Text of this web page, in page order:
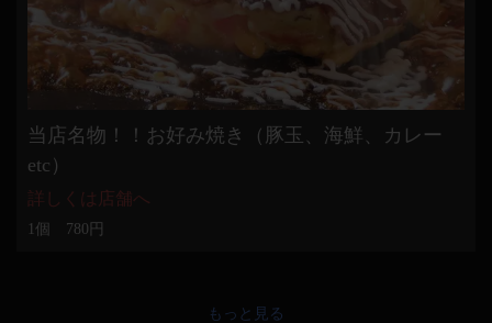
当店名物！！お好み焼き（豚玉、海鮮、カレー
etc）
詳しくは店舗へ
1個 780円
もっと見る